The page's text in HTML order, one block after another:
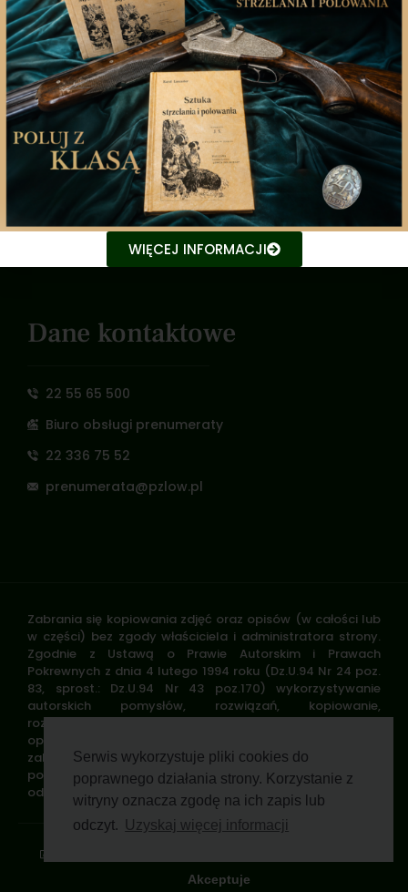
Serwis wykorzystuje pliki cookies do
poprawnego działania strony. Korzystanie z
witryny oznacza zgodę na ich zapis lub
odczyt.
Uzyskaj więcej informacji
Akceptuje
9 grudnia 2024
Zarząd Główny
Polski Związek Łowiecki
Nowy Świat 35, 00-029 Warszawa
e-mail: pzlow@pzlow.pl
NIP: 526 030 04 63
Dane kontaktowe
22 55 65 500
Biuro obsługi prenumeraty
22 336 75 52
prenumerata@pzlow.pl
Zabrania się kopiowania zdjęć oraz opisów (w całości lub
w części) bez zgody właściciela i administratora strony.
Zgodnie z Ustawą o Prawie Autorskim i Prawach
Pokrewnych z dnia 4 lutego 1994 roku (Dz.U.94 Nr 24 poz.
83, sprost.: Dz.U.94 Nr 43 poz.170) wykorzystywanie
autorskich pomysłów, rozwiązań, kopiowanie,
rozpowszechnianie zdjęć, fragmentów grafiki, tekstów
opisów w celach zarobkowych, bez zezwolenia autora jest
zabronione i stanowi naruszenie praw autorskich oraz
podlega karze. Znaki towarowe i graficzne są własnością
odpowiednich firm i/lub instytucji.
© 2026 Polski Związek Łowiecki. All rights reserved
WIĘCEJ INFORMACJI